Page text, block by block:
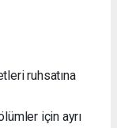
ruhsatına
için ayrı